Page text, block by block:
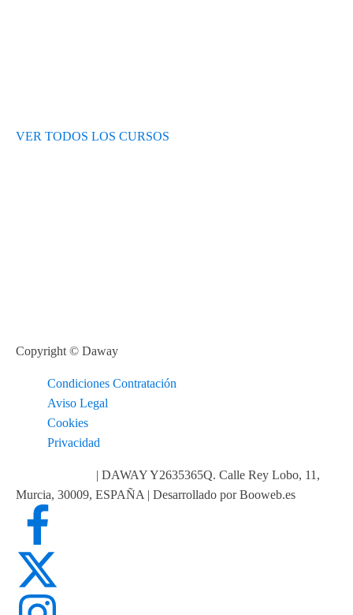
VER TODOS LOS CURSOS
Copyright © Daway
Condiciones Contratación
Aviso Legal
Cookies
Privacidad
| DAWAY Y2635365Q. Calle Rey Lobo, 11,
Murcia, 30009, ESPAÑA | Desarrollado por Booweb.es